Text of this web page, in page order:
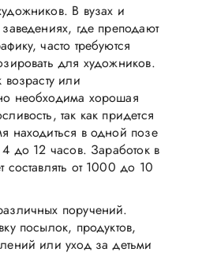
В вузах и
где преподают
часто требуются
для художников.
возрасту или
необходима хорошая
так как придется
находиться в одной позе
до 12 часов. Заработок в
составлять от 1000 до 10
поручений.
посылок, продуктов,
или уход за детьми